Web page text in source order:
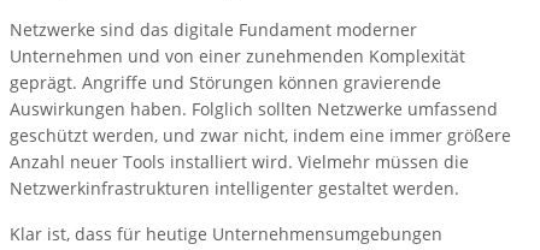
Netzwerke sind das digitale Fundament moderner
Unternehmen und von einer zunehmenden Komplexität
geprägt. Angriffe und Störungen können gravierende
Auswirkungen haben. Folglich sollten Netzwerke umfassend
geschützt werden, und zwar nicht, indem eine immer größere
Anzahl neuer Tools installiert wird. Vielmehr müssen die
Netzwerkinfrastrukturen intelligenter gestaltet werden.
Klar ist, dass für heutige Unternehmensumgebungen